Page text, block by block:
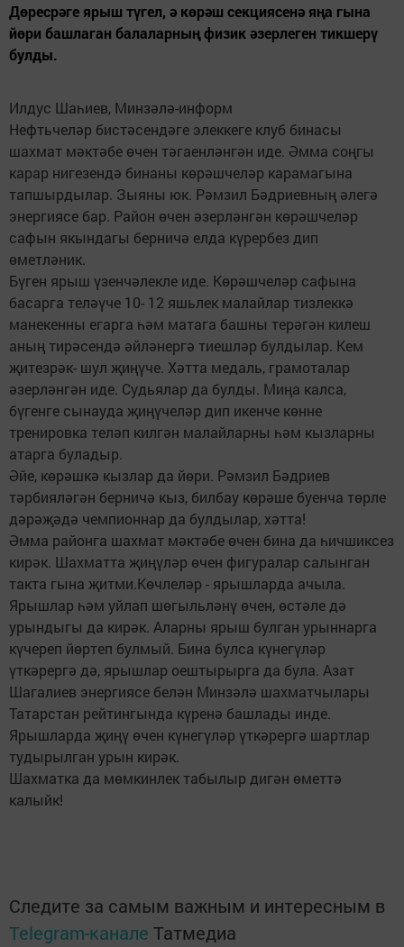
Дөресрәге ярыш түгел, ә көрәш секциясенә яңа гына
йөри башлаган балаларның физик әзерлеген тикшерү
булды.
Илдус Шаһиев, Минзәлә-информ
Нефтьчеләр бистәсендәге элеккеге клуб бинасы
шахмат мәктәбе өчен тәгаенләнгән иде. Әмма соңгы
карар нигезендә бинаны көрәшчеләр карамагына
тапшырдылар. Зыяны юк. Рәмзил Бәдриевның әлегә
энергиясе бар. Район өчен әзерләнгән көрәшчеләр
сафын якындагы берничә елда күрербез дип
өметләник.
Бүген ярыш үзенчәлекле иде. Көрәшчеләр сафына
басарга теләүче 10- 12 яшьлек малайлар тизлеккә
манекенны егарга һәм матага башны терәгән килеш
аның тирәсендә әйләнергә тиешләр булдылар. Кем
җитезрәк- шул җиңүче. Хәтта медаль, грамоталар
әзерләнгән иде. Судьялар да булды. Миңа калса,
бүгенге сынауда җиңүчеләр дип икенче көнне
тренировка теләп килгән малайларны һәм кызларны
атарга буладыр.
Әйе, көрәшкә кызлар да йөри. Рәмзил Бәдриев
тәрбияләгән берничә кыз, билбау көрәше буенча төрле
дәрәҗәдә чемпионнар да булдылар, хәтта!
Әмма районга шахмат мәктәбе өчен бина да һичшиксез
кирәк. Шахматта җиңүләр өчен фигуралар салынган
такта гына җитми.Көчлеләр - ярышларда ачыла.
Ярышлар һәм уйлап шөгыльләнү өчен, өстәле дә
урындыгы да кирәк. Аларны ярыш булган урыннарга
күчереп йөртеп булмый. Бина булса күнегүләр
үткәрергә дә, ярышлар оештырырга да була. Азат
Шагалиев энергиясе белән Минзәлә шахматчылары
Татарстан рейтингында күренә башлады инде.
Ярышларда җиңү өчен күнегүләр үткәрергә шартлар
тудырылган урын кирәк.
Шахматка да мөмкинлек табылыр дигән өметтә
калыйк!
Следите за самым важным и интересным в
Telegram-канале Татмедиа